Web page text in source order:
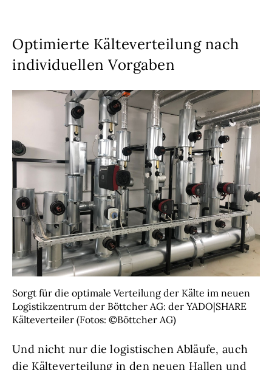
Optimierte Kälteverteilung nach
individuellen Vorgaben
Sorgt für die optimale Verteilung der Kälte im neuen
Logistikzentrum der Böttcher AG: der YADO|SHARE
Kälteverteiler (Fotos: ©Böttcher AG)
Und nicht nur die logistischen Abläufe, auch
die Kälteverteilung in den neuen Hallen und